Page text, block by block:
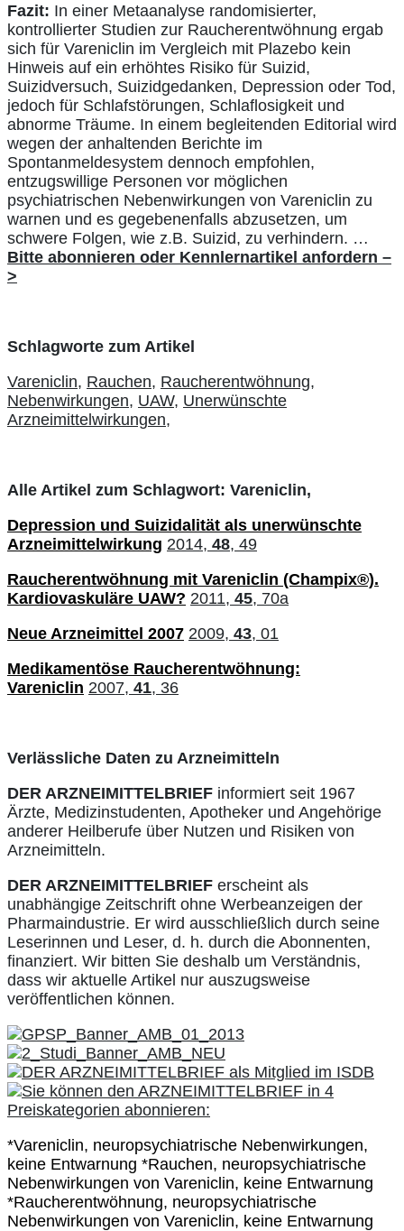
Fazit: In einer Metaanalyse randomisierter,
kontrollierter Studien zur Raucherentwöhnung ergab
sich für Vareniclin im Vergleich mit Plazebo kein
Hinweis auf ein erhöhtes Risiko für Suizid,
Suizidversuch, Suizidgedanken, Depression oder Tod,
jedoch für Schlafstörungen, Schlaflosigkeit und
abnorme Träume. In einem begleitenden Editorial wird
wegen der anhaltenden Berichte im
Spontanmeldesystem dennoch empfohlen,
entzugswillige Personen vor möglichen
psychiatrischen Nebenwirkungen von Vareniclin zu
warnen und es gegebenenfalls abzusetzen, um
schwere Folgen, wie z.B. Suizid, zu verhindern. …
Bitte abonnieren oder Kennlernartikel anfordern –
>
Schlagworte zum Artikel
Vareniclin, Rauchen, Raucherentwöhnung,
Nebenwirkungen, UAW, Unerwünschte
Arzneimittelwirkungen,
Alle Artikel zum Schlagwort: Vareniclin,
Depression und Suizidalität als unerwünschte
Arzneimittelwirkung 2014, 48, 49
Raucherentwöhnung mit Vareniclin (Champix®).
Kardiovaskuläre UAW? 2011, 45, 70a
Neue Arzneimittel 2007 2009, 43, 01
Medikamentöse Raucherentwöhnung:
Vareniclin 2007, 41, 36
Verlässliche Daten zu Arzneimitteln
DER ARZNEIMITTELBRIEF informiert seit 1967
Ärzte, Medizinstudenten, Apotheker und Angehörige
anderer Heilberufe über Nutzen und Risiken von
Arzneimitteln.
DER ARZNEIMITTELBRIEF erscheint als
unabhängige Zeitschrift ohne Werbeanzeigen der
Pharmaindustrie. Er wird ausschließlich durch seine
Leserinnen und Leser, d. h. durch die Abonnenten,
finanziert. Wir bitten Sie deshalb um Verständnis,
dass wir aktuelle Artikel nur auszugsweise
veröffentlichen können.
*Vareniclin, neuropsychiatrische Nebenwirkungen,
keine Entwarnung *Rauchen, neuropsychiatrische
Nebenwirkungen von Vareniclin, keine Entwarnung
*Raucherentwöhnung, neuropsychiatrische
Nebenwirkungen von Vareniclin, keine Entwarnung